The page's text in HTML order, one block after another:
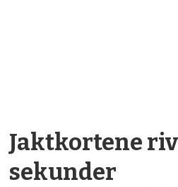
Jaktkortene
sekunder